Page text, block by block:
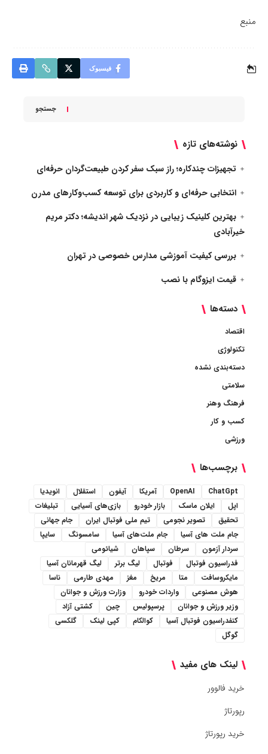
منبع
فیسبوک
جستجو
نوشته‌های تازه
تجهیزات چندکاره؛ راز سبک سفر کردن طبیعت‌گردان حرفه‌ای
انتخابی حرفه‌ای و کاربردی برای توسعه کسب‌وکارهای مدرن
بهترین کلینیک زیبایی در نزدیک شهر اندیشه؛ دکتر مریم
خیرآبادی
بررسی کیفیت آموزشی مدارس خصوصی در تهران
قیمت ایزوگام با نصب
دسته‌ها
اقتصاد
تکنولوژی
دسته‌بندی نشده
سلامتی
فرهنگ وهنر
کسب و کار
ورزشی
برچسب‌ها
ChatGpt
OpenAI آمریکا آیفون استقلال
انویدیا
اپل
ایلان ماسک بازار خودرو بازی‌های آسیایی
تبلیغات
تحقیق
تصویر نجومی تیم ملی فوتبال ایران
جام جهانی
جام ملت های آسیا
جام ملت‌های آسیا سامسونگ
سایپا
سردار آزمون
سرطان سپاهان
شیائومی
فدراسیون فوتبال
فوتبال لیگ برتر
لیگ قهرمانان آسیا
مایکروسافت
متا مریخ مغز مهدی طارمی
ناسا
هوش مصنوعی
واردات خودرو
وزارت ورزش و جوانان
وزیر ورزش و جوانان
پرسپولیس چین
کشتی آزاد
کنفدراسیون فوتبال آسیا
کوالکام کپی لینک
گلکسی
گوگل
لینک های مفید
خرید فالوور
رپورتاژ
خرید رپورتاژ